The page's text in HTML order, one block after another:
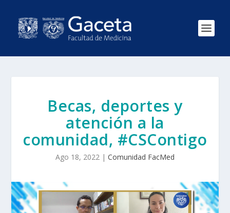
Becas, deportes y
atención a la
comunidad, #CSContigo
Ago 18, 2022 | Comunidad FacMed